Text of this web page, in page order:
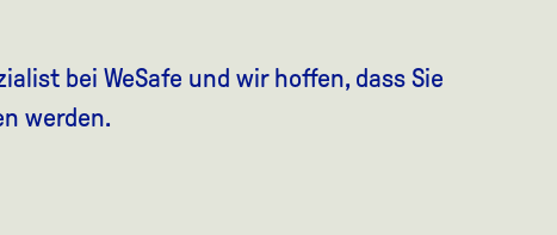
bei WeSafe und wir hoffen, dass Sie
werden.